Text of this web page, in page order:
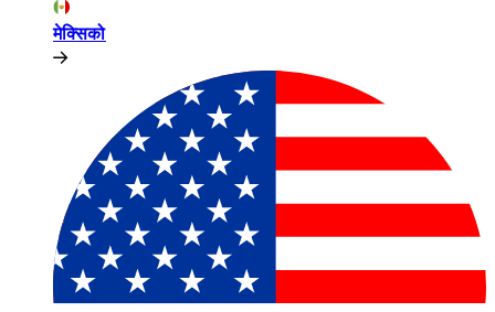
मेक्सिको​​